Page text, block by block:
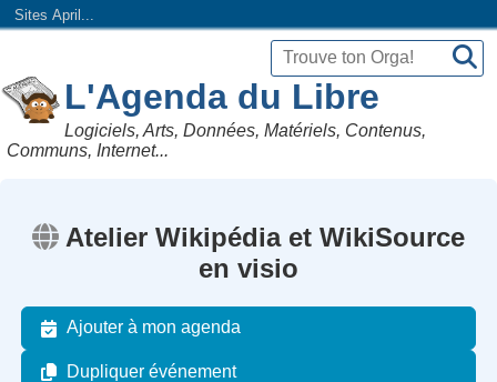
Sites April...
L'Agenda du Libre
Logiciels, Arts, Données, Matériels, Contenus,
Communs, Internet...
Atelier Wikipédia et WikiSource
en visio
Ajouter à mon agenda
Dupliquer événement